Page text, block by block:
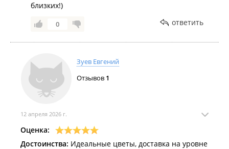
близких!)
0 ответить
Зуев Евгений
Отзывов 1
12 апреля 2026 г.
Оценка:
Достоинства: Идеальные цветы, доставка на уровне